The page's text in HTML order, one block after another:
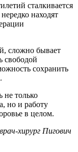
сталкивается
находят
сложно бывает
свободой
сохранить
не только
но и работу
в целом.
хирург Пигович